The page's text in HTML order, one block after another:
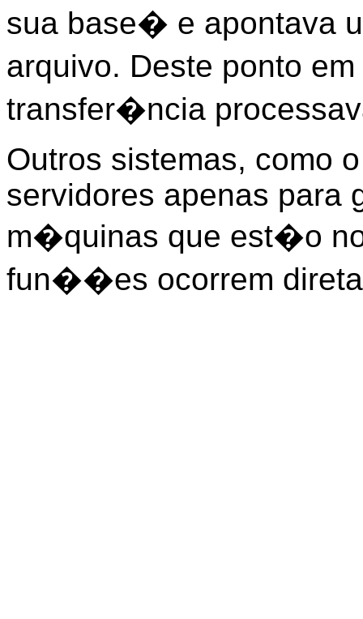
sua base� e apontava
arquivo. Deste ponto
transfer�ncia
Outros sistemas, como
servidores apenas para
m�quinas que est�o
fun��es ocorrem